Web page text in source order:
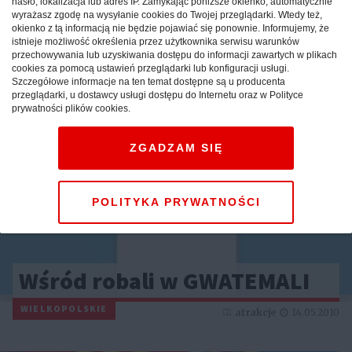
PIERŚCIENI
MAZOWIECKIE atrakcje 16.05.2010
Wśród robali w GWATEMALI
WIELKOPOLSKIE
wyrażasz zgodę na wysyłanie cookies do Twojej przeglądarki. Wtedy też,
okienko z tą informacją nie będzie pojawiać się ponownie. Informujemy, że
istnieje możliwość określenia przez użytkownika serwisu warunków
przechowywania lub uzyskiwania dostępu do informacji zawartych w plikach
cookies za pomocą ustawień przeglądarki lub konfiguracji usługi.
Szczegółowe informacje na ten temat dostępne są u producenta
przeglądarki, u dostawcy usługi dostępu do Internetu oraz w Polityce
prywatności plików cookies.
POLITYKA PRYWATNOŚCI
ZGADZAM SIĘ